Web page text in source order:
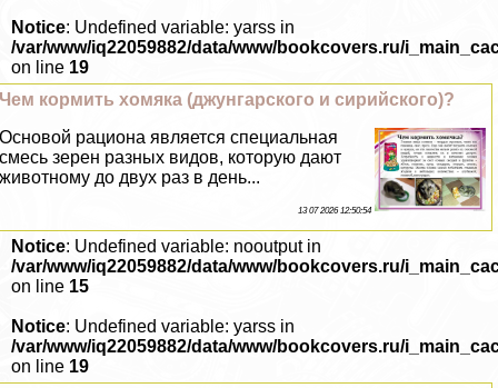
Notice: Undefined variable: yarss in
/var/www/iq22059882/data/www/bookcovers.ru/
on line 19
Чем кормить хомяка (джунгарского и сирийского)?
Основой рациона является специальная
смесь зерен разных видов, которую дают
животному до двух раз в день...
13 07 2026 12:50:54
Notice: Undefined variable: nooutput in
/var/www/iq22059882/data/www/bookcovers.ru/
on line 15
Notice: Undefined variable: yarss in
/var/www/iq22059882/data/www/bookcovers.ru/
on line 19